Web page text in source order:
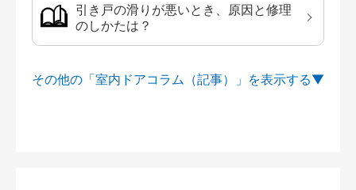
引き戸の滑りが悪いとき、原因と修理
のしかたは？
その他の「室内ドアコラム（記事）」を